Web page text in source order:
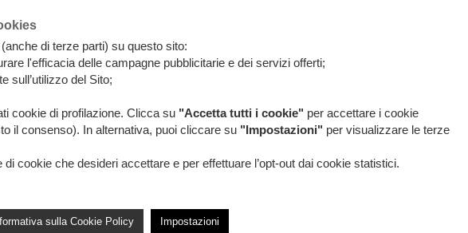
di terze parti) su questo sito:
l'efficacia delle campagne pubblicitarie e dei servizi offerti;
sull’utilizzo del Sito;
cookie di profilazione. Clicca su "Accetta tutti i cookie" per accettare i cookie
il consenso). In alternativa, puoi cliccare su "Impostazioni" per visualizzare le terze
cookie che desideri accettare e per effettuare l’opt-out dai cookie statistici.
sulla Cookie Policy Impostazioni